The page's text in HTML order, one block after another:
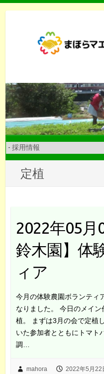
定植
2022年05月
鈴木園】体
ィア
今月の体験農園ボランティ
なりました。 今日のメイ
植。 まずは3月の会で定植
いた参加者とともにトマト
調…
mahora 2022年5月22